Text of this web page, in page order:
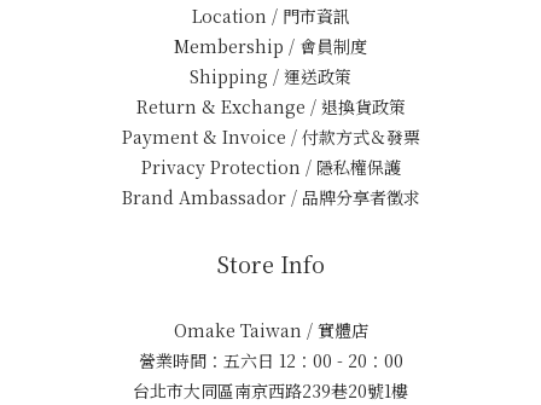
Location / 門市資訊
Membership / 會員制度
Shipping / 運送政策
Return & Exchange / 退換貨政策
Payment & Invoice / 付款方式＆發票
Privacy Protection / 隱私權保護
Brand Ambassador / 品牌分享者徵求
Store Info
Omake Taiwan / 實體店
營業時間：五六日 12：00 - 20：00
台北市大同區南京西路239巷20號1樓